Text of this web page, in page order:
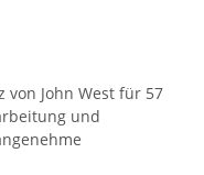
von John West für 57
und